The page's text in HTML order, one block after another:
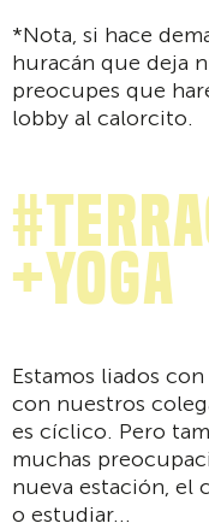
*Nota, si hace
huracán que deja
preocupes que
lobby al calorcito.
+yoga
Estamos liados
con nuestros
es cíclico. Pero
muchas
nueva estación, el
o estudiar...